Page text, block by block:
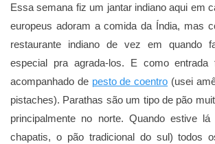
Essa semana fiz um jantar indiano aqui em
europeus adoram a comida da Índia, mas
restaurante indiano de vez em quando
especial pra agrada-los. E como entrada
acompanhado de pesto de coentro (usei
pistaches). Parathas são um tipo de pão
principalmente no norte. Quando estive
chapatis, o pão tradicional do sul) todos